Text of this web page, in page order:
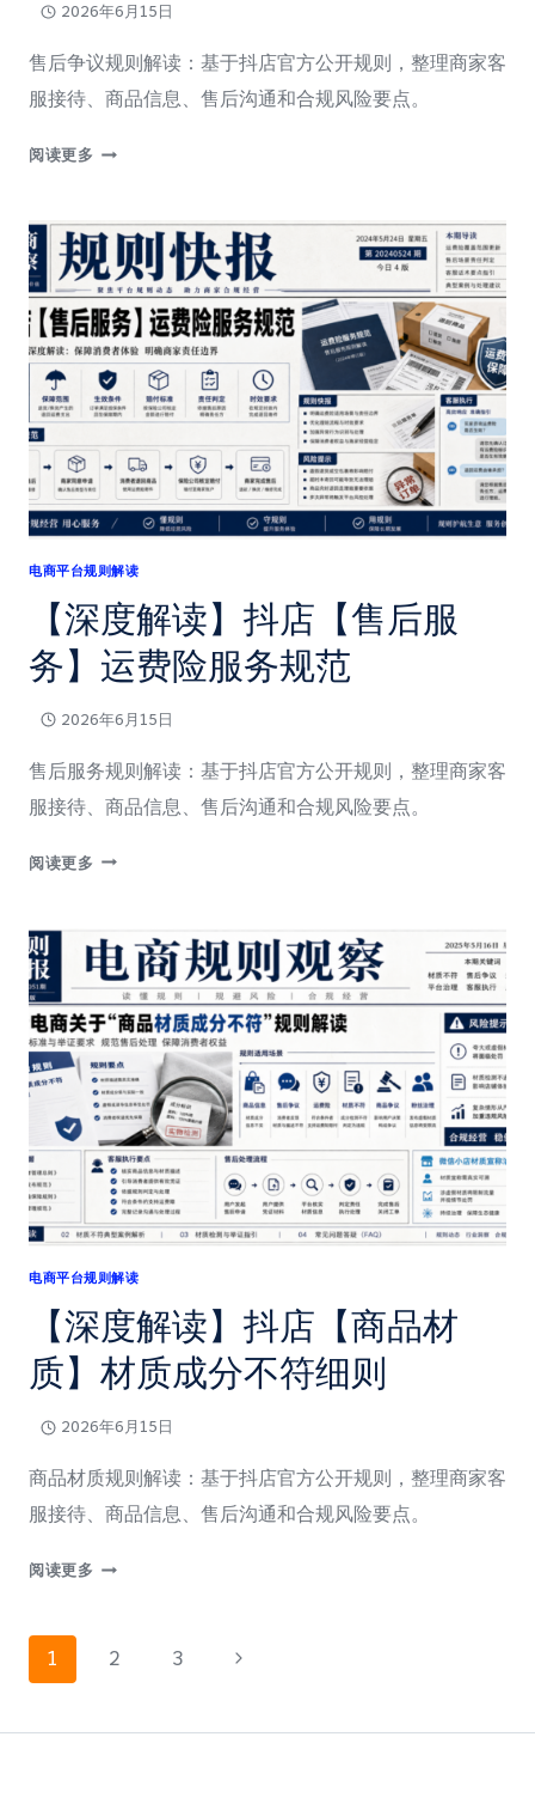
2026年6月15日
售后争议规则解读：基于抖店官方公开规则，整理商家客
服接待、商品信息、售后沟通和合规风险要点。
阅读更多 【深
读】
抖
店
【售
后
争
议】
后
争
议
理
总
则
电商平台规则解读
【深度解读】抖店【售后服
务】运费险服务规范
2026年6月15日
售后服务规则解读：基于抖店官方公开规则，整理商家客
服接待、商品信息、售后沟通和合规风险要点。
阅读更多 【深
读】
抖
店
【售
后
服
务】
运
费
服
规
范
电商平台规则解读
【深度解读】抖店【商品材
质】材质成分不符细则
2026年6月15日
商品材质规则解读：基于抖店官方公开规则，整理商家客
服接待、商品信息、售后沟通和合规风险要点。
阅读更多 【深
读】
【商
页
面
1 2 3
下